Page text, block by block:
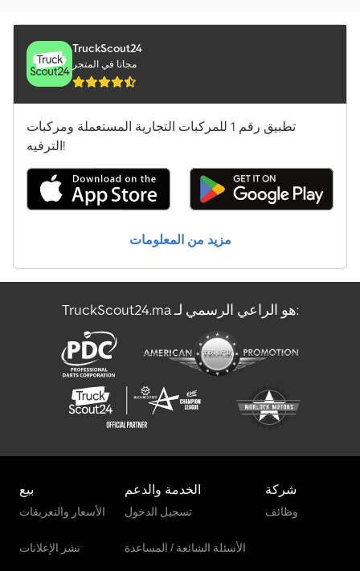
Mercedes-Benz Vario
Schäffer 2028 Slt
شاحنة قلابة بكابل
شاحنة قلابة مع رافعة
شاحنة نقل الحليب
مركبة نقل أموال مدرعة
ناقل الزجاج
TruckScout24
مجانا في المتجر
تطبيق رقم 1 للمركبات التجارية المستعملة ومركبات
الترفيه!
مزيد من المعلومات
TruckScout24.ma هو الراعي الرسمي لـ:
بيع
الأسعار والتعريفات
نشر الإعلانات
الخدمة والدعم
تسجيل الدخول
الأسئلة الشائعة / المساعدة
شركة
وظائف